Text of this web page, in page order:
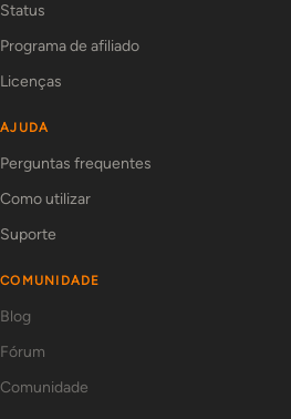
Status
Programa de afiliado
Licenças
AJUDA
Perguntas frequentes
Como utilizar
Suporte
COMUNIDADE
Blog
Fórum
Comunidade